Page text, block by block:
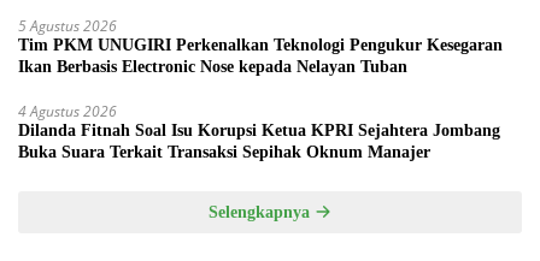
5 Agustus 2026
Tim PKM UNUGIRI Perkenalkan Teknologi Pengukur Kesegaran
Ikan Berbasis Electronic Nose kepada Nelayan Tuban
4 Agustus 2026
Dilanda Fitnah Soal Isu Korupsi Ketua KPRI Sejahtera Jombang
Buka Suara Terkait Transaksi Sepihak Oknum Manajer
Selengkapnya